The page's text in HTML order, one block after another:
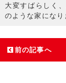
大変すばらしく
のような家になり
前の記事へ